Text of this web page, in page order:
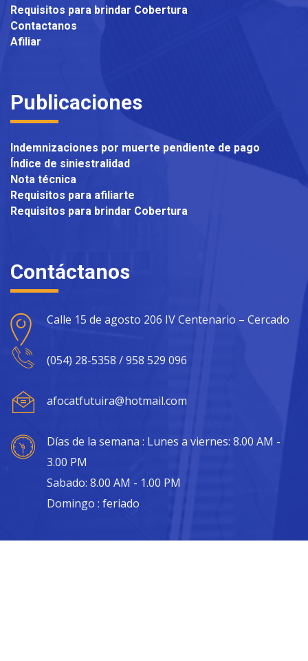
Requisitos para brindar Cobertura
Contactanos
Afiliar
Publicaciones
Indemnizaciones por muerte pendiente de pago
Índice de siniestralidad
Nota técnica
Requisitos para afiliarte
Requisitos para brindar Cobertura
Contáctanos
Calle 15 de agosto 206 IV Centenario – Cercado
(054) 28-5358 / 958 529 096
afocatfutuira@hotmail.com
Días de la semana : Lunes a viernes: 8.00 AM -
3.00 PM
Sabado: 8.00 AM - 1.00 PM
Domingo : feriado